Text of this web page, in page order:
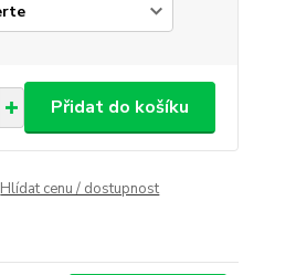
Přidat do košíku
Hlídat cenu / dostupnost